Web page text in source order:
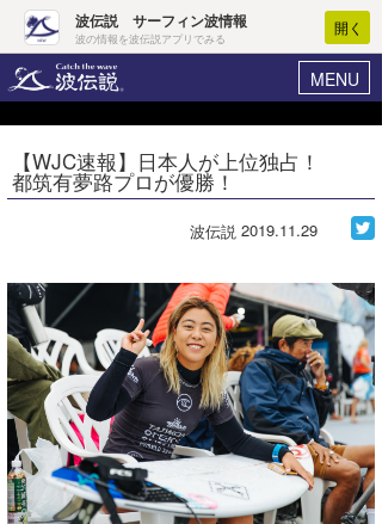
波伝説 サーフィン波情報
波の情報を波伝説アプリでみる
開く
MENU
ヘルプ マイホーム
ログイン
WAVE HUNTER波予想ツール
気象情報
ニュース
サーフィンエリアガイド
会員メニュー
【WJC速報】日本人が上位独占！
都筑有夢路プロが優勝！
波伝説 2019.11.29
Core Surf Japan
アート＆エンタメ
コラム
トラベル
ショップ情報
ショップ情報
ウラナミ